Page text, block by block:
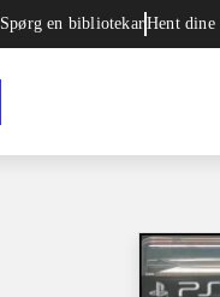
Spørg en bibliotekarHent